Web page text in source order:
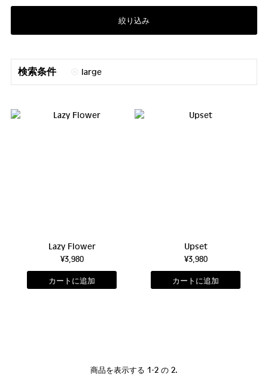
絞り込み
検索条件 large
Lazy Flower
¥3,980
Upset
¥3,980
商品を表示する 1-2 の 2.